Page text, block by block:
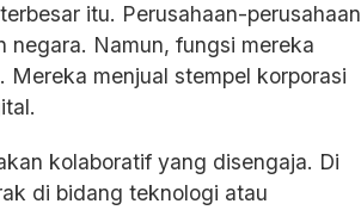
itu. Perusahaan-perusahaan
negara. Namun, fungsi mereka
menjual stempel korporasi
kolaboratif yang disengaja. Di
di bidang teknologi atau